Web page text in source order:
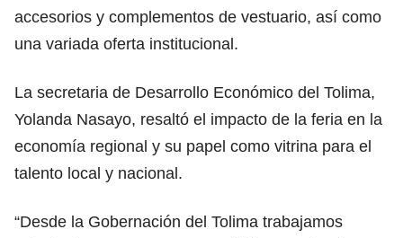
accesorios y complementos de vestuario, así como
una variada oferta institucional.
La secretaria de Desarrollo Económico del Tolima,
Yolanda Nasayo, resaltó el impacto de la feria en la
economía regional y su papel como vitrina para el
talento local y nacional.
“Desde la Gobernación del Tolima trabajamos